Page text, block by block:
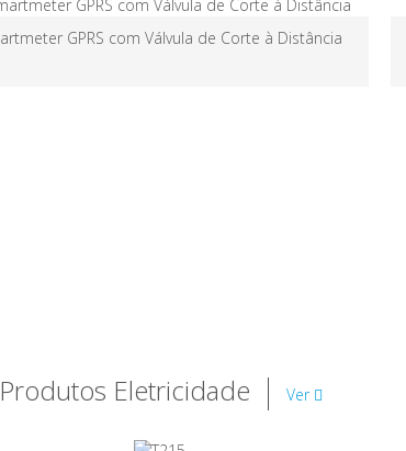
Newlog 4 DR Mk 2 Pressões na Rede
Produtos Eletricidade Ver